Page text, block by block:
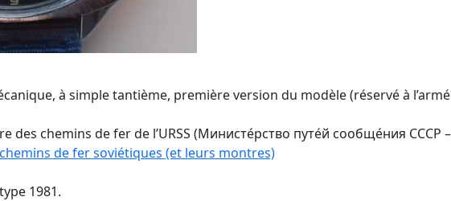
à simple tantième, première version du modèle (réservé à
des chemins de fer de l’URSS (Министе́рство путе́й сообще́ния
de fer soviétiques (et leurs montres)
1981.